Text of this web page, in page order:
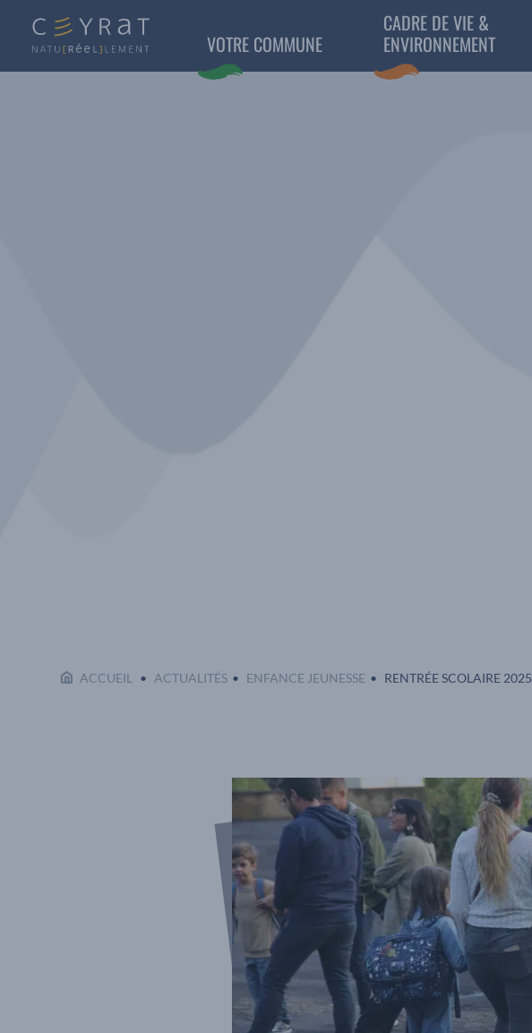
VOTRE COMMUNE
CADRE DE VIE &
ENVIRONNEMENT
ACCUEIL ACTUALITÉS ENFANCE JEUNESSE EN COURS :
RENTRÉE SCOLAIRE 2025